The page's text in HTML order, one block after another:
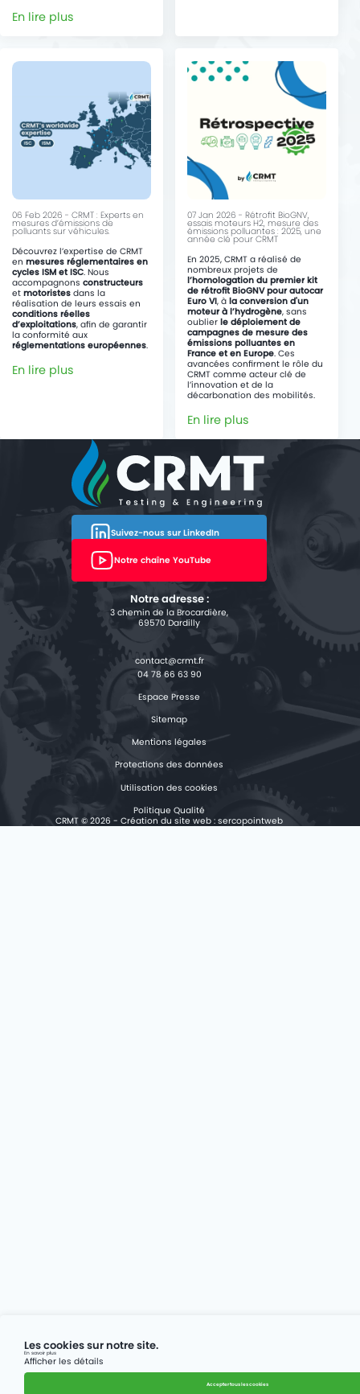
En lire plus
06 Feb 2026 - CRMT : Experts en
mesures d’émissions de
polluants sur véhicules.
Découvrez l’expertise de CRMT
enmesures réglementaires en
cycles ISM et ISC. Nous
accompagnonsconstructeurs
etmotoristesdans la
réalisation de leurs essais en
conditions réelles
d’exploitations, afin de garantir
la conformité aux
réglementations européennes.
En lire plus
07 Jan 2026 - Rétrofit BioGNV,
essais moteurs H2, mesure des
émissions polluantes : 2025, une
année clé pour CRMT
En 2025, CRMT a réalisé de
nombreux projets de
l’homologation du premier kit
de rétrofit BioGNV pour autocar
Euro VI, àla conversion d'un
moteur à l’hydrogène, sans
oublierle déploiement de
campagnes de mesure des
émissions polluantes en
France et en Europe. Ces
avancées confirment le rôle du
CRMT comme acteur clé de
l’innovation et de la
décarbonation des mobilités.
En lire plus
Les cookies sur notre site.
En savoir plus
Accepter tous les cookies
Afficher les détails
Suivez-nous sur LinkedIn
Notre chaîne YouTube
Notre adresse :
3 chemin de la Brocardière,
69570 Dardilly
04 78 66 63 90
Espace Presse
Sitemap
Mentions légales
Protections des données
Utilisation des cookies
Politique Qualité
CRMT © 2026 - Création du site web :sercopointweb